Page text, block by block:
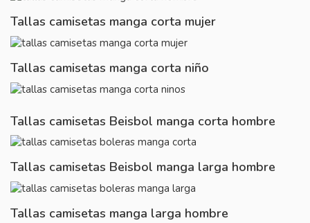
Tallas camisetas manga corta mujer
Tallas camisetas manga corta niño
Tallas camisetas Beisbol manga corta hombre
Tallas camisetas Beisbol manga larga hombre
Tallas camisetas manga larga hombre